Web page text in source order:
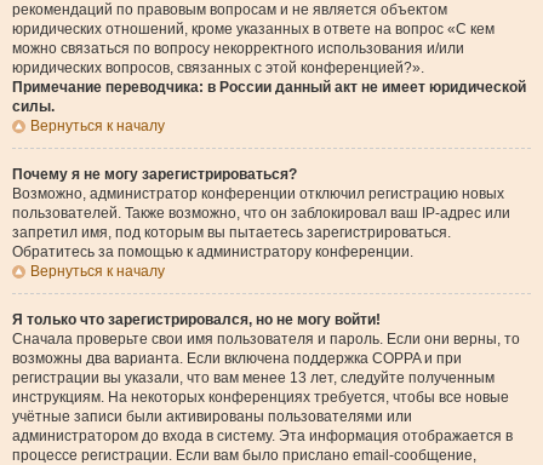
рекомендаций по правовым вопросам и не является объектом
юридических отношений, кроме указанных в ответе на вопрос «С кем
можно связаться по вопросу некорректного использования и/или
юридических вопросов, связанных с этой конференцией?».
Примечание переводчика: в России данный акт не имеет юридической
силы.
Вернуться к началу
Почему я не могу зарегистрироваться?
Возможно, администратор конференции отключил регистрацию новых
пользователей. Также возможно, что он заблокировал ваш IP-адрес или
запретил имя, под которым вы пытаетесь зарегистрироваться.
Обратитесь за помощью к администратору конференции.
Вернуться к началу
Я только что зарегистрировался, но не могу войти!
Сначала проверьте свои имя пользователя и пароль. Если они верны, то
возможны два варианта. Если включена поддержка COPPA и при
регистрации вы указали, что вам менее 13 лет, следуйте полученным
инструкциям. На некоторых конференциях требуется, чтобы все новые
учётные записи были активированы пользователями или
администратором до входа в систему. Эта информация отображается в
процессе регистрации. Если вам было прислано email-сообщение,